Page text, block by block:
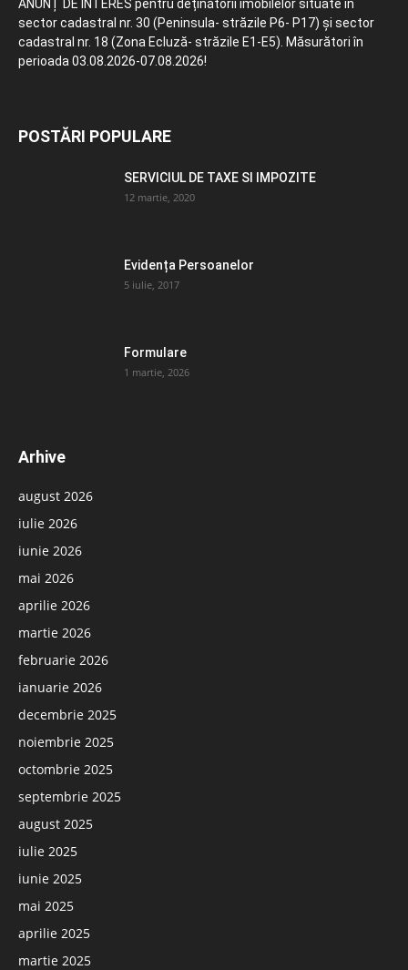
ANUNȚ DE INTERES pentru deținătorii imobilelor situate în
sector cadastral nr. 30 (Peninsula- străzile P6- P17) și sector
cadastral nr. 18 (Zona Ecluză- străzile E1-E5). Măsurători în
perioada 03.08.2026-07.08.2026!
POSTĂRI POPULARE
SERVICIUL DE TAXE SI IMPOZITE
12 martie, 2020
Evidența Persoanelor
5 iulie, 2017
Formulare
1 martie, 2026
Arhive
august 2026
iulie 2026
iunie 2026
mai 2026
aprilie 2026
martie 2026
februarie 2026
ianuarie 2026
decembrie 2025
noiembrie 2025
octombrie 2025
septembrie 2025
august 2025
iulie 2025
iunie 2025
mai 2025
aprilie 2025
martie 2025